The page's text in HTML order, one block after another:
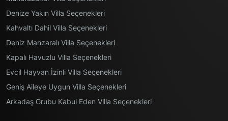
Denize Yakın Villa Seçenekleri
Kahvaltı Dahil Villa Seçenekleri
Deniz Manzaralı Villa Seçenekleri
Kapalı Havuzlu Villa Seçenekleri
Evcil Hayvan İzinli Villa Seçenekleri
Geniş Aileye Uygun Villa Seçenekleri
Arkadaş Grubu Kabul Eden Villa Seçenekleri